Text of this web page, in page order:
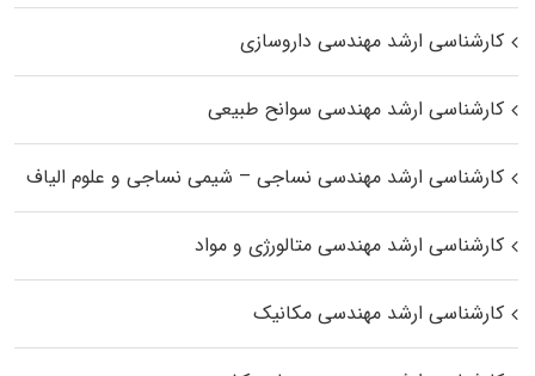
کارشناسی ارشد مهندسی داروسازی
کارشناسی ارشد مهندسی سوانح طبیعی
کارشناسی ارشد مهندسی نساجی – شیمی نساجی و علوم الیاف
کارشناسی ارشد مهندسی متالورژی و مواد
کارشناسی ارشد مهندسی مکانیک